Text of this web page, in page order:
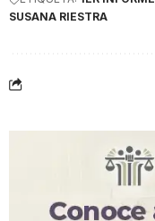
SUSANA RIESTRA